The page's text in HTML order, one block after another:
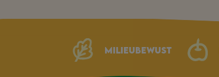
Milieubewust